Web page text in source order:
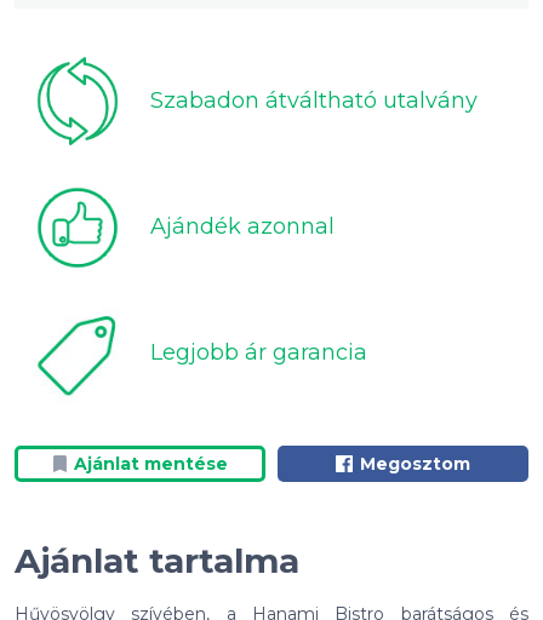
Szabadon átváltható utalvány
Ajándék azonnal
Legjobb ár garancia
Ajánlat mentése Megosztom
Ajánlat tartalma
Hűvösvölgy szívében, a Hanami Bistro barátságos és